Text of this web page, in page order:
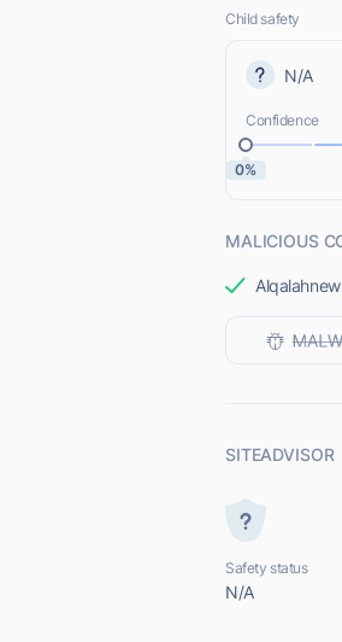
Child safety
N/A
Confidence
0%
MALICIOUS
SITEADVISOR
Safety status
N/A